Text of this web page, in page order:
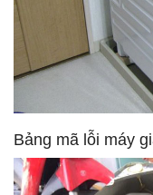
Bảng mã lỗi máy